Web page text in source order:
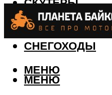
КВАДРОЦИКЛЫ
ЛОДКИ
СНЕГОХОДЫ
МЕНЮ
МЕНЮ